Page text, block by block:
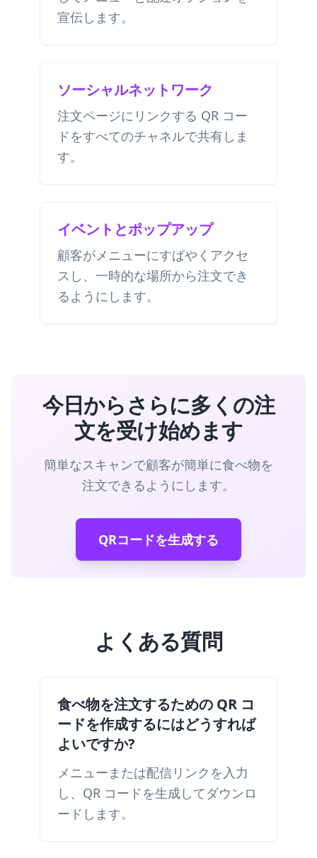
宣伝します。
ソーシャルネットワーク
注文ページにリンクする QR コー
ドをすべてのチャネルで共有しま
す。
イベントとポップアップ
顧客がメニューにすばやくアクセ
スし、一時的な場所から注文でき
るようにします。
今日からさらに多くの注
文を受け始めます
簡単なスキャンで顧客が簡単に食べ物を
注文できるようにします。
QRコードを生成する
よくある質問
食べ物を注文するための QR コ
ードを作成するにはどうすれば
よいですか?
メニューまたは配信リンクを入力
し、QR コードを生成してダウンロ
ードします。